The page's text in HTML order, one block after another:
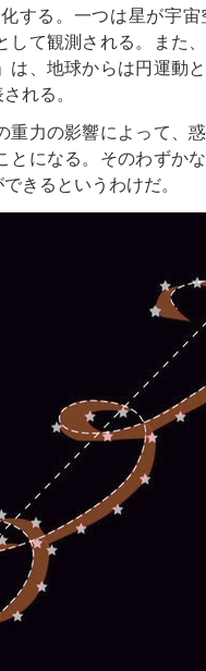
する。一つは星が宇
して観測される。また
、地球からは円運動
れる。
力の影響によって、
になる。そのわずか
きるというわけだ。